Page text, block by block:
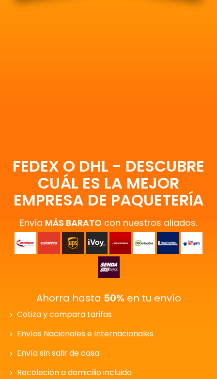
FEDEX O DHL - DESCUBRE
CUÁL ES LA MEJOR
EMPRESA DE PAQUETERÍA
Envía MÁS BARATO con nuestros aliados.
Ahorra hasta 50% en tu envío
Cotiza y compara tarifas
Envíos Nacionales e Internacionales
Envía sin salir de casa
Recoleción a domicilio incluida